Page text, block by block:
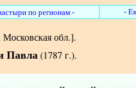
по регионам - -
обл.].
Павла(1787 г.).